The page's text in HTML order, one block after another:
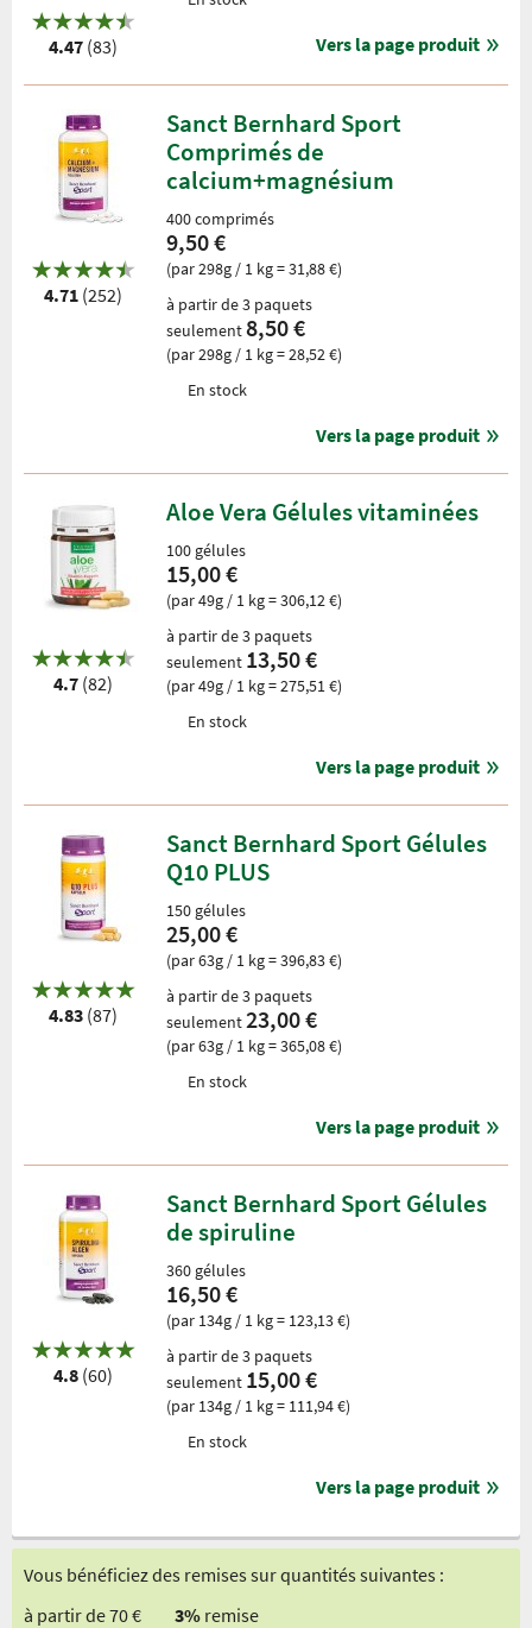
4.47 (83) Vers la page produit
4.71 (252)
Sanct Bernhard Sport
Comprimés de
calcium+magnésium
400 comprimés
9,50 €
(par 298g / 1 kg = 31,88 €)
à partir de 3 paquets
seulement8,50 €
(par 298g / 1 kg = 28,52 €)
En stock
Vers la page produit
4.7 (82)
Aloe Vera Gélules vitaminées
100 gélules
15,00 €
(par 49g / 1 kg = 306,12 €)
à partir de 3 paquets
seulement 13,50 €
(par 49g / 1 kg = 275,51 €)
En stock
Vers la page produit
4.83 (87)
Sanct Bernhard Sport Gélules
Q10 PLUS
150 gélules
25,00 €
(par 63g / 1 kg = 396,83 €)
à partir de 3 paquets
seulement23,00 €
(par 63g / 1 kg = 365,08 €)
En stock
Vers la page produit
4.8 (60)
Sanct Bernhard Sport Gélules
de spiruline
360 gélules
16,50 €
(par 134g / 1 kg = 123,13 €)
à partir de 3 paquets
seulement 15,00 €
(par 134g / 1 kg = 111,94 €)
En stock
Vers la page produit
Vous bénéficiez des remises sur quantités suivantes :
à partir de 70 €
3% remise